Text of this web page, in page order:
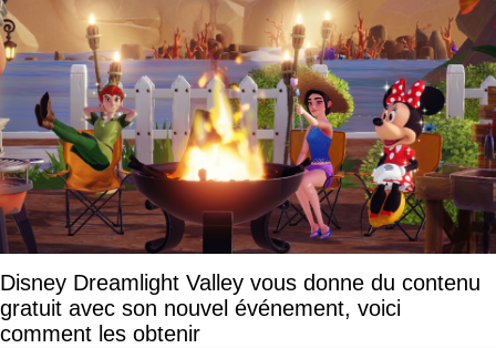
Disney Dreamlight Valley vous donne du contenu
gratuit avec son nouvel événement, voici
comment les obtenir